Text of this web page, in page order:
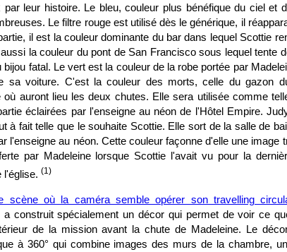
par leur histoire. Le bleu, couleur plus bénéfique du ciel et
Le filtre rouge est utilisé dès le générique, il
il est la couleur dominante du bar dans lequel Scottie
la couleur du pont de San Francisco sous lequel tente
bijou fatal. Le vert est la couleur de la robe portée par
sa voiture. C'est la couleur des morts, celle du gazon
où auront lieu les deux chutes. Elle sera utilisée comme
éclairées par l'enseigne au néon de l'Hôtel Empire.
à fait telle que le souhaite Scottie. Elle sort de la salle de
l'enseigne au néon. Cette couleur façonne d'elle une image
par Madeleine lorsque Scottie l'avait vu pour la
l'église. (1)
scène où la caméra semble opérer son travelling
a construit spécialement un décor qui permet de voir ce
de la mission avant la chute de Madeleine. Le
à 360° qui combine images des murs de la chambre,